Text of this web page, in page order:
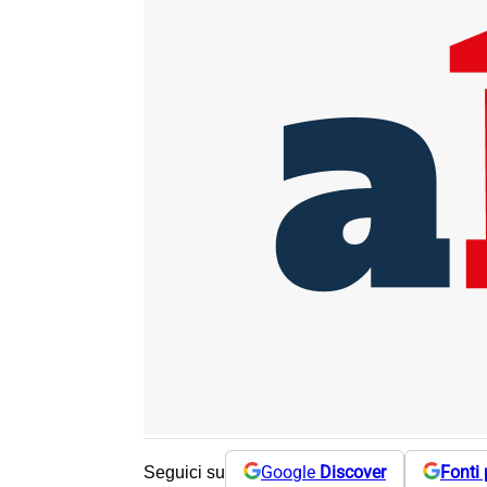
Seguici su Google Discover Fonti